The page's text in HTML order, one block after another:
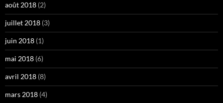
août 2018 (2)
juillet 2018 (3)
juin 2018 (1)
mai 2018 (6)
avril 2018 (8)
mars 2018 (4)